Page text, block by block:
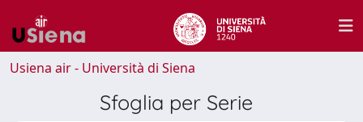
Usiena air - Università di Siena
Sfoglia per Serie